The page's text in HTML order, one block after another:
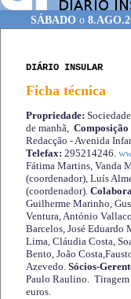
SÁBADOo
DIÁRIO INSULAR
Ficha técnica
Propriedade:
de manhã, Composição
Redacção - Avenida
Telefax: 295214246.
Fátima Martins, Vanda
(coordenador), Luís
(coordenador).
Guilherme Marinho,
Ventura, António
Barcelos, José Eduardo
Lima, Cláudia Costa,
Bento, João
Azevedo. Sócios-
Paulo Raulino. Tiragem
euros.